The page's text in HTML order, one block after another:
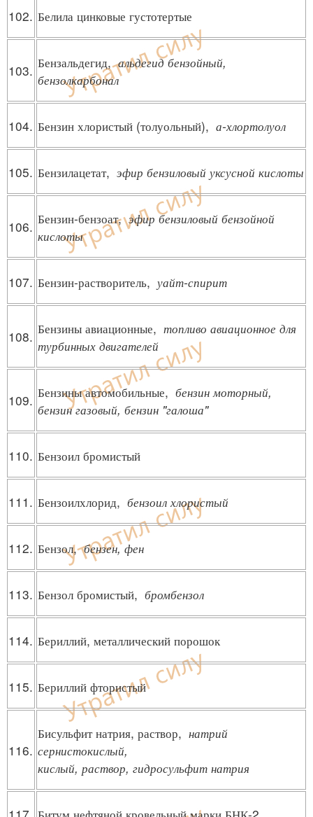
102. Белила цинковые густотертые
103. Бензальдегид,альдегид бензойный,
бензолкарбонал
104. Бензин хлористый (толуольный), а-хлортолуол
105. Бензилацетат, эфир бензиловый уксусной кислоты
106. Бензин-бензоат,эфир бензиловый бензойной
кислоты
107. Бензин-растворитель, уайт-спирит
108. Бензины авиационные, топливо авиационное для
турбинных двигателей
109. Бензины автомобильные, бензин моторный,
бензин газовый, бензин "галоша"
110. Бензоил бромистый
111. Бензоилхлорид, бензоил хлористый
112. Бензол,бензен, фен
113. Бензол бромистый, бромбензол
114. Бериллий, металлический порошок
115. Бериллий фтористый
116.
Бисульфит натрия, раствор, натрий
сернистокислый,
кислый, раствор, гидросульфит натрия